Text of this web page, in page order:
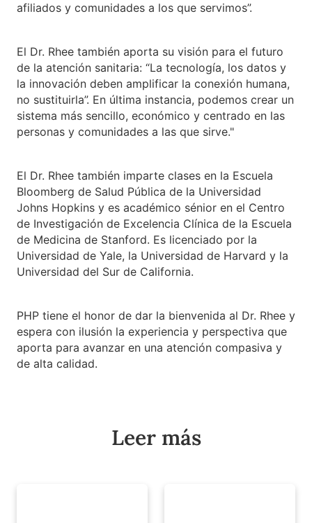
afiliados y comunidades a los que servimos”.
El Dr. Rhee también aporta su visión para el futuro
de la atención sanitaria: “La tecnología, los datos y
la innovación deben amplificar la conexión humana,
no sustituirla”. En última instancia, podemos crear un
sistema más sencillo, económico y centrado en las
personas y comunidades a las que sirve."
El Dr. Rhee también imparte clases en la Escuela
Bloomberg de Salud Pública de la Universidad
Johns Hopkins y es académico sénior en el Centro
de Investigación de Excelencia Clínica de la Escuela
de Medicina de Stanford. Es licenciado por la
Universidad de Yale, la Universidad de Harvard y la
Universidad del Sur de California.
PHP tiene el honor de dar la bienvenida al Dr. Rhee y
espera con ilusión la experiencia y perspectiva que
aporta para avanzar en una atención compasiva y
de alta calidad.
Leer más